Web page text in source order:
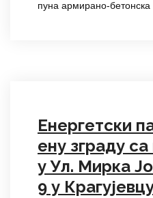
пуна армирано-бетонска
Енергетски
ену зграду
у Ул. Мирка
9 у